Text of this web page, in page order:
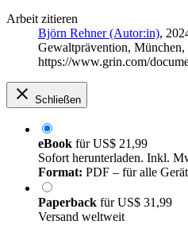
Arbeit zitieren
Björn Rehner (Autor:in),
Gewaltprävention,
https://www.grin.com/
Schließen
eBook fürUS$ 21,99
Sofort herunterladen. Inkl.
Format: PDF – für alle
Paperback fürUS$ 31,99
Versand weltweit